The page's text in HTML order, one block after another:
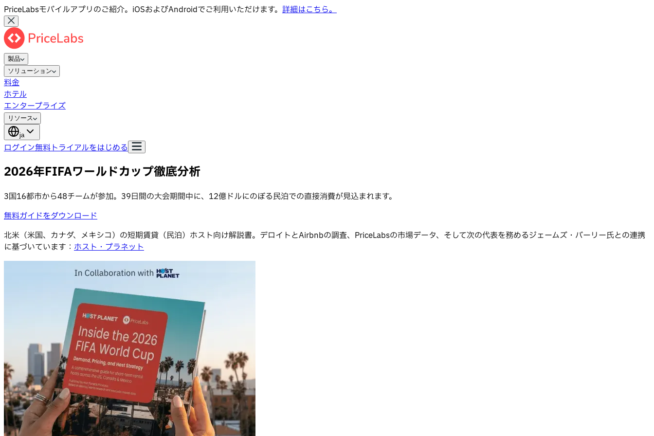
PriceLabsモバイルアプリのご紹介。iOSおよびAndroidでご利用いただけます。 詳細はこちら。
製品
ソリューション
料金
ホテル
エンタープライズ
リソース
ja
ログイン無料トライアルをはじめる
2026年FIFAワールドカップ徹底分析
3国16都市から48チームが参加。39日間の大会期間中に、12億ドルにのぼる民泊での直接消費が見込まれます。
無料ガイドをダウンロード
北米（米国、カナダ、メキシコ）の短期賃貸（民泊）ホスト向け解説書。デロイトとAirbnbの調査、PriceLabsの市場データ、そして次の代表を務めるジェームズ・バーリー氏との連携
に基づいています： ホスト・プラネット